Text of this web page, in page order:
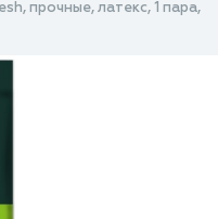
прочные, латекс, 1 пара,